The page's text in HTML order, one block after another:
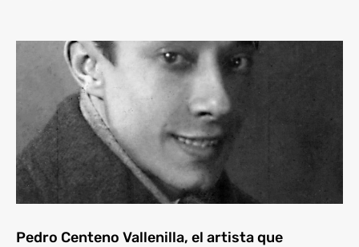
Pedro Centeno Vallenilla, el artista que